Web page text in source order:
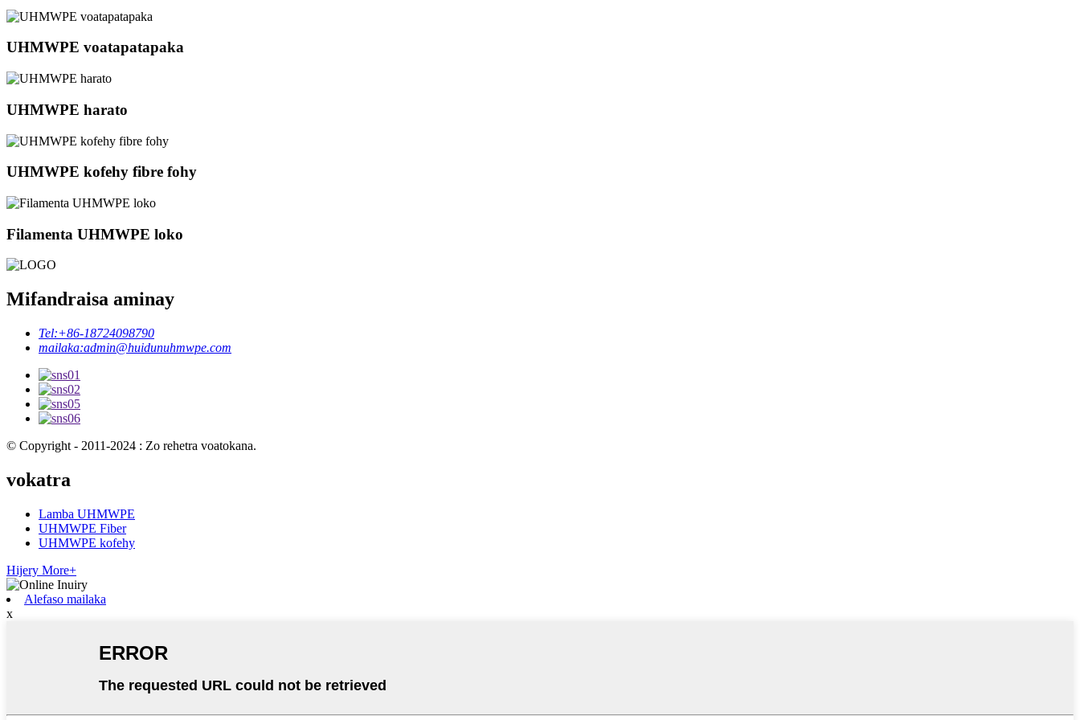
UHMWPE voatapatapaka
UHMWPE harato
UHMWPE kofehy fibre fohy
Filamenta UHMWPE loko
Mifandraisa aminay
Tel:+86-18724098790
mailaka:admin@huidunuhmwpe.com
© Copyright - 2011-2024 : Zo rehetra voatokana.
vokatra
Lamba UHMWPE
UHMWPE Fiber
UHMWPE kofehy
Hijery More+
Alefaso mailaka
x